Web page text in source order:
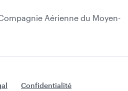
Aérienne du Moyen-
Confidentialité